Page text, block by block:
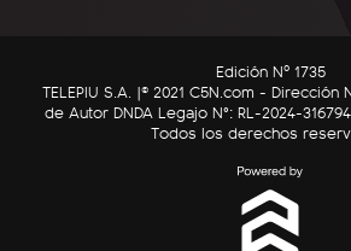
C5N Autos
RatingCero
Edición Nº 1735
TELEPIU S.A. |© 2021 C5N.com -
de Autor DNDA Legajo N°: RL-2024-
Todos los derechos